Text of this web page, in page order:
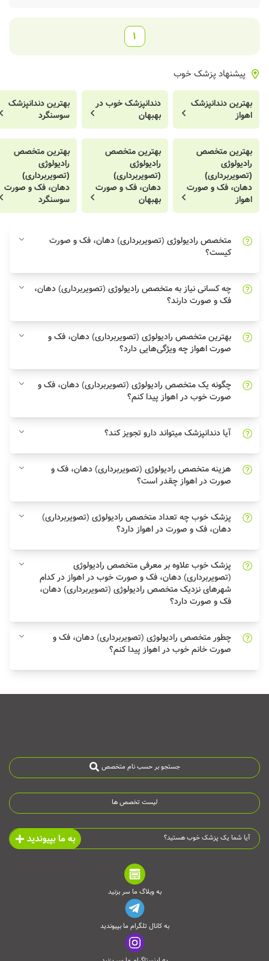
1
پیشنهاد پزشک خوب
بهترین دندانپزشک
اهواز
دندانپزشک خوب در
بهبهان
بهترین دندانپزشک
سوسنگرد
بهترین متخصص
رادیولوژی
(تصویربرداری)
دهان، فک و صورت
اهواز
بهترین متخصص
رادیولوژی
(تصویربرداری)
دهان، فک و صورت
بهبهان
بهترین متخصص
رادیولوژی
(تصویربرداری)
دهان، فک و صورت
سوسنگرد
متخصص رادیولوژی (تصویربرداری) دهان، فک و صورت
کیست؟
چه کسانی نیاز به متخصص رادیولوژی (تصویربرداری) دهان،
فک و صورت دارند؟
بهترین متخصص رادیولوژی (تصویربرداری) دهان، فک و
صورت اهواز چه ویژگی‌هایی دارد؟
چگونه یک متخصص رادیولوژی (تصویربرداری) دهان، فک و
صورت خوب در اهواز پیدا کنم؟
آیا دندانپزشک میتواند دارو تجویز کند؟
هزینه متخصص رادیولوژی (تصویربرداری) دهان، فک و
صورت در اهواز چقدر است؟
پزشک خوب چه تعداد متخصص رادیولوژی (تصویربرداری)
دهان، فک و صورت در اهواز دارد؟
پزشک خوب علاوه بر معرفی متخصص رادیولوژی
(تصویربرداری) دهان، فک و صورت خوب در اهواز در کدام
شهرهای نزدیک متخصص رادیولوژی (تصویربرداری) دهان،
فک و صورت دارد؟
چطور متخصص رادیولوژی (تصویربرداری) دهان، فک و
صورت خانم خوب در اهواز پیدا کنم؟
جستجو بر حسب نام متخصص
لیست تخصص ها
آیا شما یک پزشک خوب هستید؟ به ما بپیوندید
به وبلاگ ما سر بزنید
به کانال تلگرام ما بپیوندید